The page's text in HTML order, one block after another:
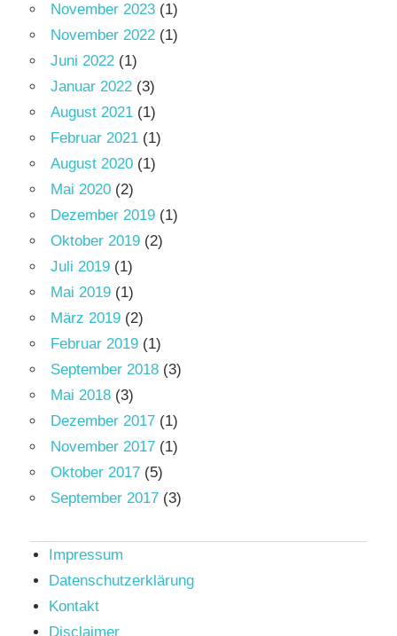
November 2023 (1)
November 2022 (1)
Juni 2022 (1)
Januar 2022 (3)
August 2021 (1)
Februar 2021 (1)
August 2020 (1)
Mai 2020 (2)
Dezember 2019 (1)
Oktober 2019 (2)
Juli 2019 (1)
Mai 2019 (1)
März 2019 (2)
Februar 2019 (1)
September 2018 (3)
Mai 2018 (3)
Dezember 2017 (1)
November 2017 (1)
Oktober 2017 (5)
September 2017 (3)
Impressum
Datenschutzerklärung
Kontakt
Disclaimer